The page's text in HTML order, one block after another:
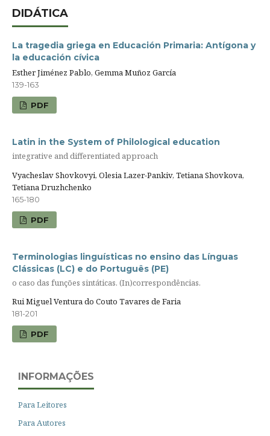
DIDÁTICA
La tragedia griega en Educación Primaria: Antígona y
la educación cívica
Esther Jiménez Pablo, Gemma Muñoz García
139-163
PDF
Latin in the System of Philological education
integrative and differentiated approach
Vyacheslav Shovkovyi, Olesia Lazer-Pankiv, Tetiana Shovkova,
Tetiana Druzhchenko
165-180
PDF
Terminologias linguísticas no ensino das Línguas
Clássicas (LC) e do Português (PE)
o caso das funções sintáticas. (In)correspondências.
Rui Miguel Ventura do Couto Tavares de Faria
181-201
PDF
INFORMAÇÕES
Para Leitores
Para Autores